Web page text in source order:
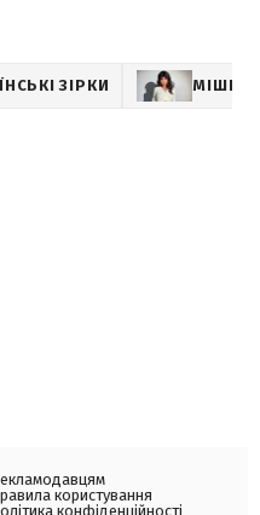
ЗІРКИ
користування
конфіденційності